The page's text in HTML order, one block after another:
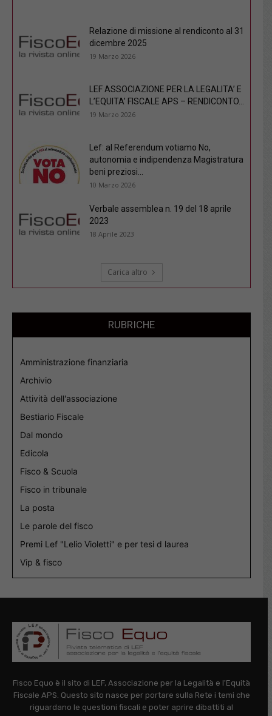
Relazione di missione al rendiconto al 31
dicembre 2025
19 Marzo 2026
LEF ASSOCIAZIONE PER LA LEGALITA’ E
L’EQUITA’ FISCALE APS – RENDICONTO...
19 Marzo 2026
Lef: al Referendum votiamo No,
autonomia e indipendenza Magistratura
beni preziosi...
10 Marzo 2026
Verbale assemblea n. 19 del 18 aprile
2023
18 Aprile 2023
Carica altro
RUBRICHE
Amministrazione finanziaria
Archivio
Attività dell'associazione
Bestiario Fiscale
Dal mondo
Edicola
Fisco & Scuola
Fisco in tribunale
La posta
Le parole del fisco
Premi Lef "Lelio Violetti" e per tesi d laurea
Vip & fisco
Fisco Equo è il sito di LEF, Associazione per la Legalità e l'Equità
Fiscale APS. Questo sito nasce per portare sulla Rete i temi che
riguardano le questioni fiscali e poter aprire dibattiti al